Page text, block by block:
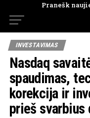
Pranešk
INVESTAVIMAS
Nasdaq
spaudimas,
korekcija ir
prieš svarbius